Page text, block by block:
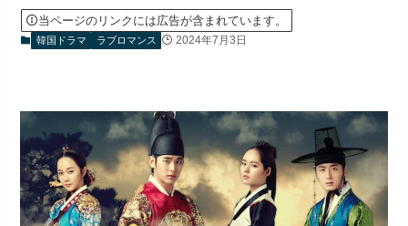
当ページのリンクには広告が含まれています。
韓国ドラマ ラブロマンス 2024年7月3日